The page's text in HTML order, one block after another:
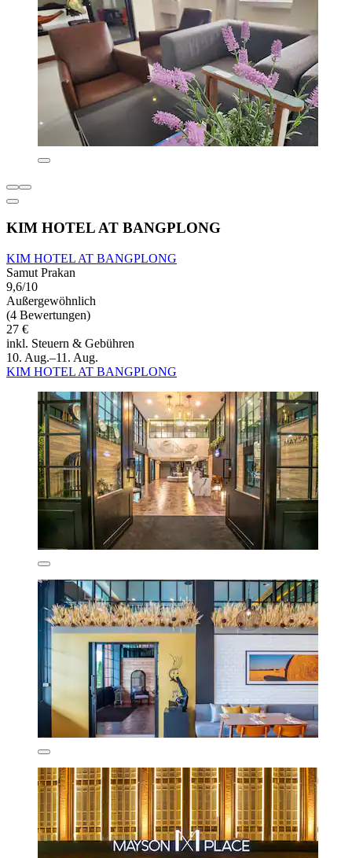
KIM HOTEL AT BANGPLONG
KIM HOTEL AT BANGPLONG
Samut Prakan
9,6/10
Außergewöhnlich
(4 Bewertungen)
27 €
inkl. Steuern & Gebühren
10. Aug.–11. Aug.
KIM HOTEL AT BANGPLONG